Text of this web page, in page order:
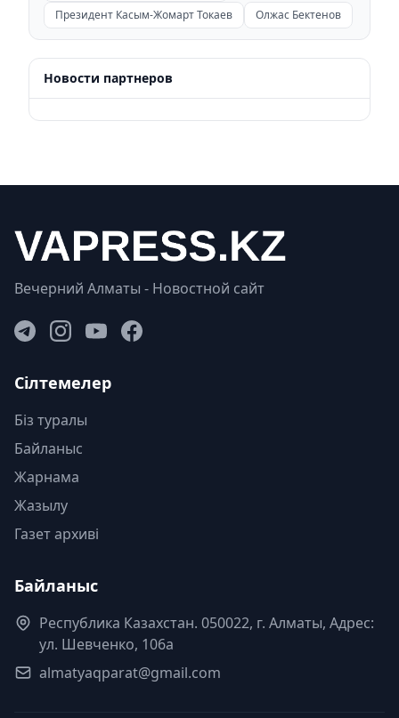
Президент Касым-Жомарт Токаев
Олжас Бектенов
Новости партнеров
Вечерний Алматы - Новостной сайт
Сілтемелер
Біз туралы
Байланыс
Жарнама
Жазылу
Газет архиві
Байланыс
Республика Казахстан. 050022, г. Алматы, Адрес:
ул. Шевченко, 106а
almatyaqparat@gmail.com